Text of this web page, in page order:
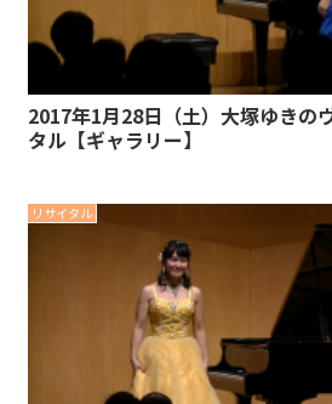
2017年1月28日（土）大塚ゆきの
タル【ギャラリー】
リサイタル